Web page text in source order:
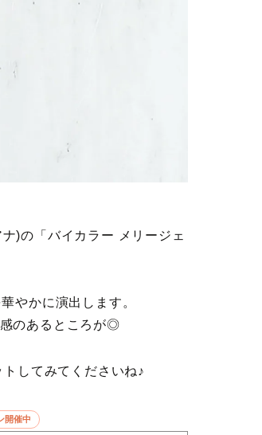
)の「バイカラー メリージェ
やかに演出します。
のあるところが◎
してみてくださいね♪
開催中